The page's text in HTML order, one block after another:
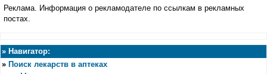
Реклама. Информация о рекламодателе по ссылкам в рекламных
постах.
» Навигатор:
» Поиск лекарств в аптеках